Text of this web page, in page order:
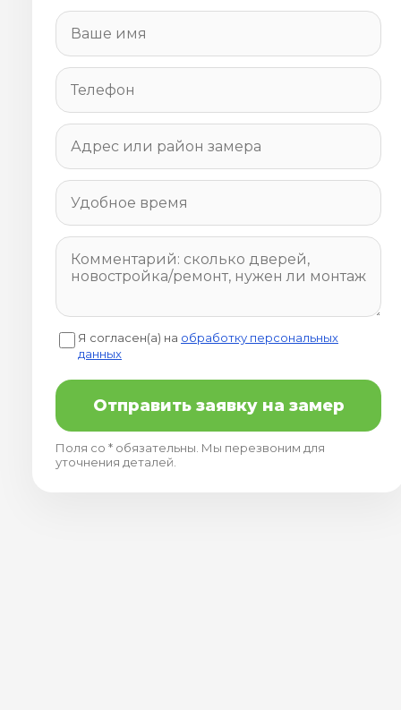
Я согласен(а) на обработку персональных
данных
Отправить заявку на замер
Поля со * обязательны. Мы перезвоним для
уточнения деталей.